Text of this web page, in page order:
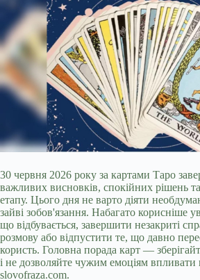
30 червня 2026 року за картами Таро
важливих висновків, спокійних рішень
етапу. Цього дня не варто діяти
зайві зобов'язання. Набагато корисніше
що відбувається, завершити незакриті
розмову або відпустити те, що давно
користь. Головна порада карт —
і не дозволяйте чужим емоціям
slovofraza.com.